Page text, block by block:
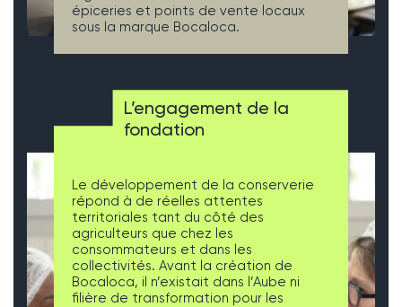
épiceries et points de vente locaux
sous la marque Bocaloca.
L’engagement de la
fondation
Le développement de la conserverie
répond à de réelles attentes
territoriales tant du côté des
agriculteurs que chez les
consommateurs et dans les
collectivités. Avant la création de
Bocaloca, il n’existait dans l’Aube ni
filière de transformation pour les